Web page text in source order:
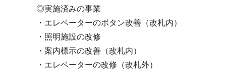
◎実施済みの事業
・エレベーターのボタン改善（改札内）
・照明施設の改修
・案内標示の改善（改札内）
・エレベーターの改修（改札外）